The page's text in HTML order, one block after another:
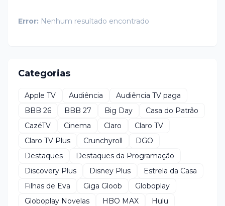
Error: Nenhum resultado encontrado
Categorias
Apple TV Audiência
Audiência TV paga
BBB 26
BBB 27 Big Day
Casa do Patrão
CazéTV
Cinema Claro
Claro TV
Claro TV Plus
Crunchyroll
DGO
Destaques
Destaques da Programação
Discovery Plus
Disney Plus
Estrela da Casa
Filhas de Eva
Giga Gloob
Globoplay
Globoplay Novelas
HBO MAX
Hulu